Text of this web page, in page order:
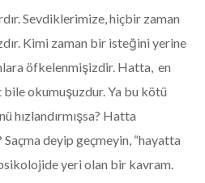
Sevdiklerimize, hiçbir zaman
Kimi zaman bir isteğini yerine
öfkelenmişizdir. Hatta, en
okumuşuzdur. Ya bu kötü
hızlandırmışsa? Hatta
deyip geçmeyin, “hayatta
yeri olan bir kavram.